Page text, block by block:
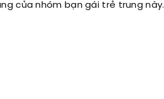
của nhóm bạn gái trẻ trung này.